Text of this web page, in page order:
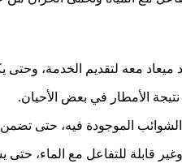
ميعاد معه لتقديم الخدمة،
الأمطار في بعض الأحيان.
الشوائب الموجودة فيه، حتى
قابلة للتفاعل مع الماء،